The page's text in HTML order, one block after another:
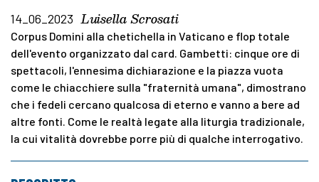
14_06_2023 Luisella Scrosati
Corpus Domini alla chetichella in Vaticano e flop totale
dell'evento organizzato dal card. Gambetti: cinque ore di
spettacoli, l'ennesima dichiarazione e la piazza vuota
come le chiacchiere sulla "fraternità umana", dimostrano
che i fedeli cercano qualcosa di eterno e vanno a bere ad
altre fonti. Come le realtà legate alla liturgia tradizionale,
la cui vitalità dovrebbe porre più di qualche interrogativo.